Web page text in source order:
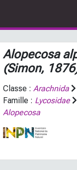
Alopecosa
(Simon,
Classe : Arachnida
Famille : Lycosidae
Alopecosa